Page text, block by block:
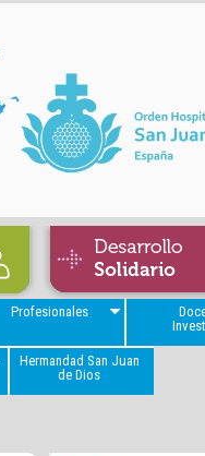
Profesionales
Hermandad San Juan
de Dios